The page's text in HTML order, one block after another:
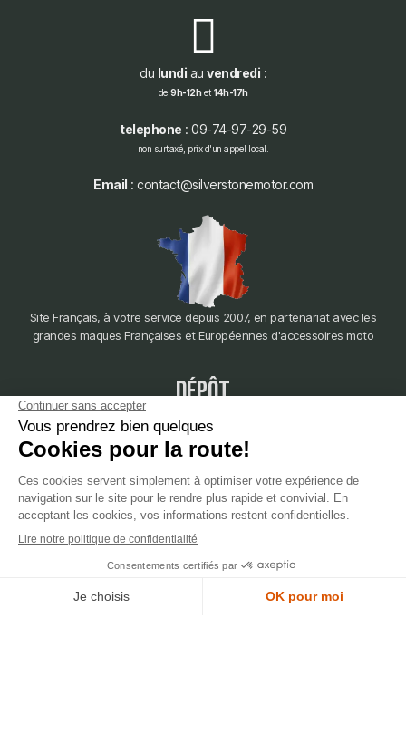
du lundi au vendredi :
de 9h-12het 14h-17h
telephone : 09-74-97-29-59
non surtaxé, prix d'un appel local.
Email : contact@silverstonemotor.com
Site Français, à votre service depuis 2007, en partenariat avec les
grandes maques Françaises et Européennes d'accessoires moto
dépôt
LYON
388 Av. Charles de Gaulle, 69200 Vénissieux
© 2007-2025 Silverstone Motor